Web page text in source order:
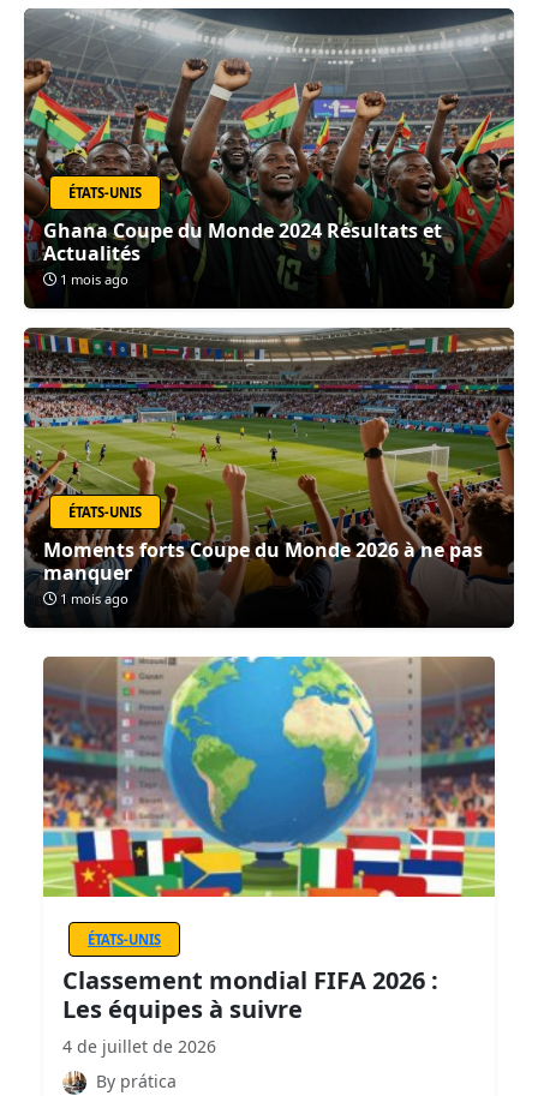
ÉTATS-UNIS
Ghana Coupe du Monde 2024 Résultats et
Actualités
1 mois ago
ÉTATS-UNIS
Moments forts Coupe du Monde 2026 à ne pas
manquer
1 mois ago
ÉTATS-UNIS
Classement mondial FIFA 2026 :
Les équipes à suivre
4 de juillet de 2026
By prática